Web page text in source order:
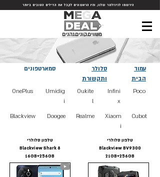
הירשמו לניוזלטר שלנו, והיו הראשונים לקבל את הדילים הטובים ביותר
משווים.קונים.נהנים
סמארטפונים
סלולר
ותקשורת
עמוד
הבית
OnePlus
Blackview
Umidig
i
Doogee
Oukite
l
Realme
Infini
x
Xiaom
i
Poco
Cubot
טלפון סלולרי
Blackview Shark 8
16GB+256GB
טלפון סלולרי
Blackview BV9300
21GB+256GB